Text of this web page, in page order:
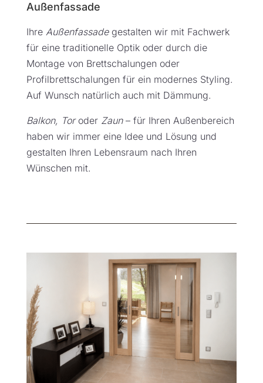
Außenfassade
Ihre Außenfassadegestalten wir mit Fachwerk
für eine traditionelle Optik oder durch die
Montage von Brettschalungen oder
Profilbrettschalungen für ein modernes Styling.
Auf Wunsch natürlich auch mit Dämmung.
Balkon, Tor oder Zaun– für Ihren Außenbereich
haben wir immer eine Idee und Lösung und
gestalten Ihren Lebensraum nach Ihren
Wünschen mit.